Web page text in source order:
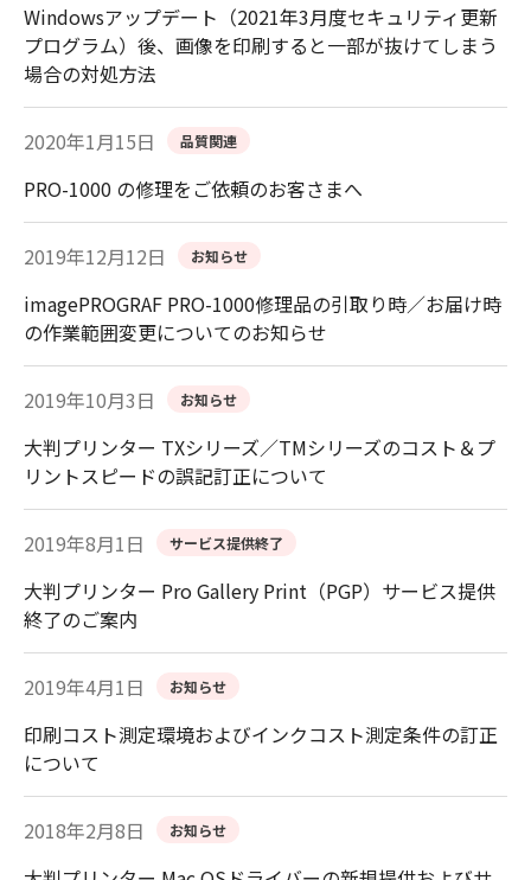
Windowsアップデート（2021年3月度セキュリティ更新
プログラム）後、画像を印刷すると一部が抜けてしまう
場合の対処方法
2020年1月15日 品質関連
PRO-1000 の修理をご依頼のお客さまへ
2019年12月12日 お知らせ
imagePROGRAF PRO-1000修理品の引取り時／お届け時
の作業範囲変更についてのお知らせ
2019年10月3日 お知らせ
大判プリンター TXシリーズ／TMシリーズのコスト＆プ
リントスピードの誤記訂正について
2019年8月1日 サービス提供終了
大判プリンター Pro Gallery Print（PGP）サービス提供
終了のご案内
2019年4月1日 お知らせ
印刷コスト測定環境およびインクコスト測定条件の訂正
について
2018年2月8日 お知らせ